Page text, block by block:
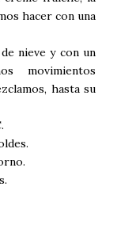
hacer con una
nieve y con un
movimientos
hasta su